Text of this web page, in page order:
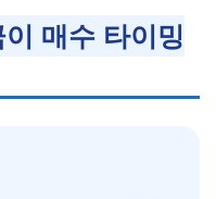
매수 타이밍